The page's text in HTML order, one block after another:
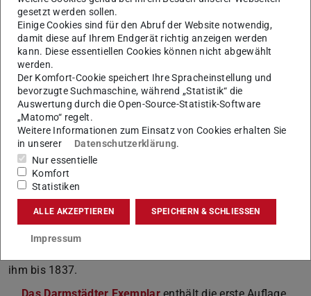
detaillierten Darstellung des Herrschaftsübergangs und
der Krönung auf den Markt, das ebenfalls reich illustriert
war.
Das erste Faszikel dieses auf vier Lieferungen angelegten
Prachtbandes wurde bereits im August 1825 zum Preis
von 140 Gulden für die Darmstädter Hofbibliothek
erworben. Nach dem Tod der beiden Herausgeber erwarb
der Londoner Verleger Henry George Bohn die Rechte,
Vorarbeiten und Druckplatten der zwei Krönungsberichte
und entschloss sich, die Reste beider Werke zum
Abschluss von Naylers Publikation zu verwenden. 1837
erschien die finale Lieferung, 1839 eine Neuauflage als
Gesamtwerk. Lange vor dem Abschluss war Georg IV.
ihm bis 1837.
Das Darmstädter Exemplarenthält die erste Auflage
gesetzt werden sollen.
Einige Cookies sind für den Abruf der Website notwendig,
damit diese auf Ihrem Endgerät richtig anzeigen werden
kann. Diese essentiellen Cookies können nicht abgewählt
werden.
Der Komfort-Cookie speichert Ihre Spracheinstellung und
bevorzugte Suchmaschine, während „Statistik“ die
Auswertung durch die Open-Source-Statistik-Software
„Matomo“ regelt.
Weitere Informationen zum Einsatz von Cookies erhalten Sie
in unserer
Datenschutzerklärung.
Nur essentielle
Komfort
Statistiken
ALLE AKZEPTIEREN SPEICHERN & SCHLIESSEN
Impressum